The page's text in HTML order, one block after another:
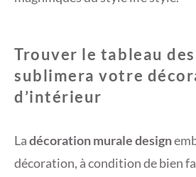
Trouver le tableau
sublimera votre
d’intérieur
Ladécoration murale design
décoration, à condition de bien